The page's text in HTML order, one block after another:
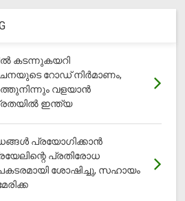
കടന്നുകയറി
റോഡ് നിർമാണം,
വളയാൻ
ഇന്ത്യ
പ്രയോഗിക്കാന്‍
പ്രതിരോധ
ശോഷിച്ചു, സഹായം